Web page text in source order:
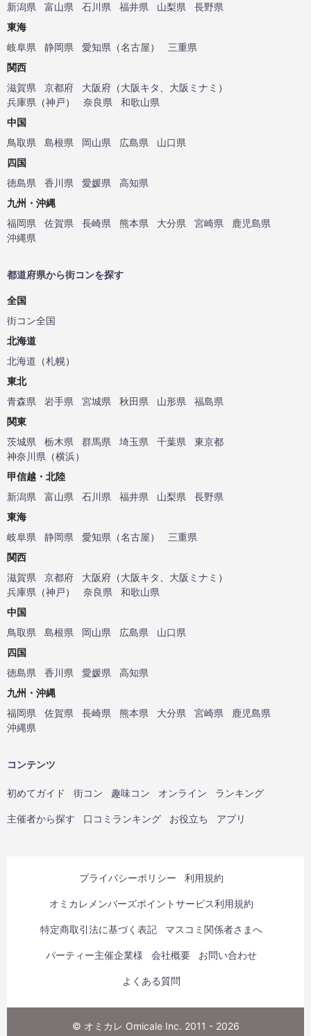
新潟県
富山県 石川県 福井県 山梨県
長野県
東海
岐阜県
静岡県 愛知県 （名古屋）
三重県
関西
滋賀県
京都府 大阪府 （大阪キタ 大阪ミナミ ）
兵庫県 （神戸） 奈良県
和歌山県
中国
鳥取県
島根県 岡山県 広島県
山口県
四国
徳島県
香川県 愛媛県
高知県
九州・沖縄
福岡県
佐賀県 長崎県 熊本県 大分県 宮崎県
鹿児島県
沖縄県
都道府県から街コンを探す
全国
街コン全国
北海道
北海道 （札幌）
東北
青森県
岩手県 宮城県 秋田県 山形県
福島県
関東
茨城県
栃木県 群馬県 埼玉県 千葉県
東京都
神奈川県 （横浜）
甲信越・北陸
新潟県
富山県 石川県 福井県 山梨県
長野県
東海
岐阜県
静岡県 愛知県 （名古屋）
三重県
関西
滋賀県
京都府 大阪府 （大阪キタ 大阪ミナミ ）
兵庫県 （神戸） 奈良県
和歌山県
中国
鳥取県
島根県 岡山県 広島県
山口県
四国
徳島県
香川県 愛媛県
高知県
九州・沖縄
福岡県
佐賀県 長崎県 熊本県 大分県 宮崎県
鹿児島県
沖縄県
コンテンツ
初めてガイド 街コン 趣味コン オンライン ランキング
主催者から探す 口コミランキング お役立ち アプリ
プライバシーポリシー 利用規約
オミカレメンバーズポイントサービス利用規約
特定商取引法に基づく表記 マスコミ関係者さまへ
パーティー主催企業様 会社概要 お問い合わせ
よくある質問
© オミカレ Omicale Inc. 2011 - 2026